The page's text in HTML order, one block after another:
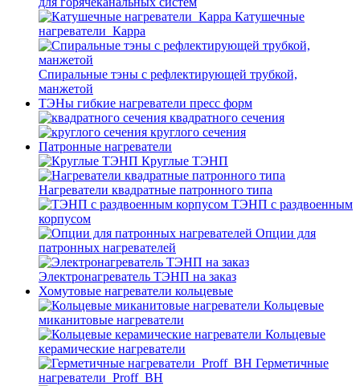
Катушечные
нагреватели_Карра
Спиральные тэны с рефлектирующей трубкой,
манжетой
ТЭНы гибкие нагреватели пресс форм
квадратного сечения
круглого сечения
Патронные нагреватели
Круглые ТЭНП
Нагреватели квадратные патронного типа
ТЭНП с раздвоенным
корпусом
Опции для
патронных нагревателей
Электронагреватель ТЭНП на заказ
Хомутовые нагреватели кольцевые
Кольцевые
миканитовые нагреватели
Кольцевые
керамические нагреватели
Герметичные
нагреватели_Proff_BH